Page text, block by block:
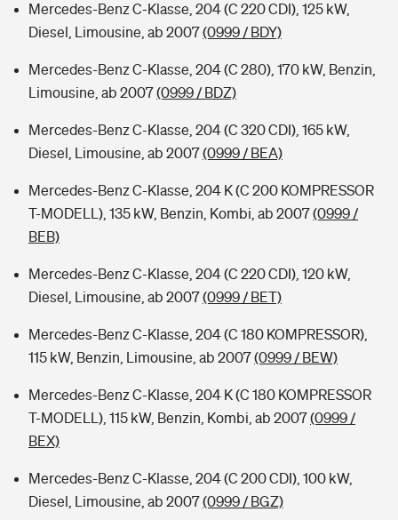
Mercedes-Benz C-Klasse, 204 (C 220 CDI), 125 kW,
Diesel, Limousine, ab 2007(0999 / BDY)
Mercedes-Benz C-Klasse, 204 (C 280), 170 kW, Benzin,
Limousine, ab 2007(0999 / BDZ)
Mercedes-Benz C-Klasse, 204 (C 320 CDI), 165 kW,
Diesel, Limousine, ab 2007(0999 / BEA)
Mercedes-Benz C-Klasse, 204 K (C 200 KOMPRESSOR
T-MODELL), 135 kW, Benzin, Kombi, ab 2007(0999 /
BEB)
Mercedes-Benz C-Klasse, 204 (C 220 CDI), 120 kW,
Diesel, Limousine, ab 2007(0999 / BET)
Mercedes-Benz C-Klasse, 204 (C 180 KOMPRESSOR),
115 kW, Benzin, Limousine, ab 2007(0999 / BEW)
Mercedes-Benz C-Klasse, 204 K (C 180 KOMPRESSOR
T-MODELL), 115 kW, Benzin, Kombi, ab 2007(0999 /
BEX)
Mercedes-Benz C-Klasse, 204 (C 200 CDI), 100 kW,
Diesel, Limousine, ab 2007(0999 / BGZ)